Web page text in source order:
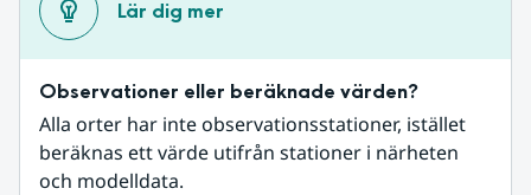
Lär dig mer
Observationer eller beräknade värden?
Alla orter har inte observationsstationer, istället
beräknas ett värde utifrån stationer i närheten
och modelldata.